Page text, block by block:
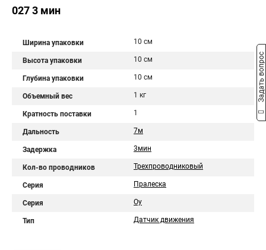
027 3 мин
Ширина упаковки 10 см
Высота упаковки 10 см
Глубина упаковки 10 см
Объемный вес 1 кг
Кратность поставки 1
Дальность 7м
Задержка 3мин
Кол-во проводников Трехпроводниковый
Серия Пралеска
Серия Оу
Тип Датчик движения
Задать вопрос